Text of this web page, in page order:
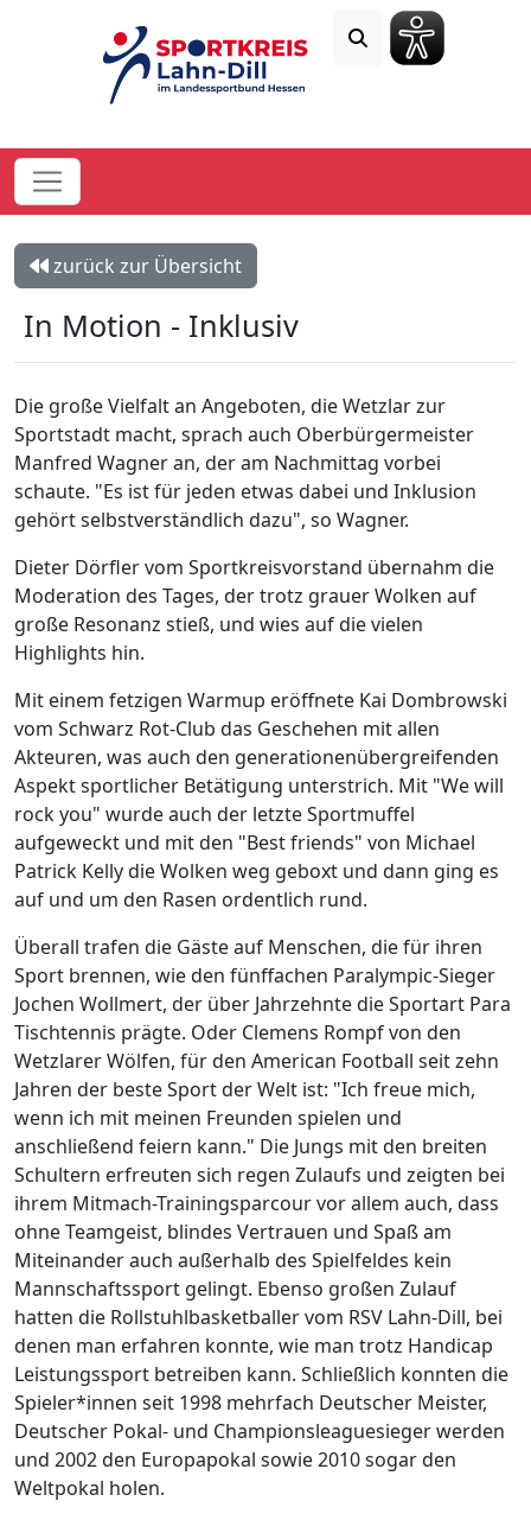
zurück zur Übersicht
In Motion - Inklusiv
Die große Vielfalt an Angeboten, die Wetzlar zur
Sportstadt macht, sprach auch Oberbürgermeister
Manfred Wagner an, der am Nachmittag vorbei
schaute. "Es ist für jeden etwas dabei und Inklusion
gehört selbstverständlich dazu", so Wagner.
Dieter Dörfler vom Sportkreisvorstand übernahm die
Moderation des Tages, der trotz grauer Wolken auf
große Resonanz stieß, und wies auf die vielen
Highlights hin.
Mit einem fetzigen Warmup eröffnete Kai Dombrowski
vom Schwarz Rot-Club das Geschehen mit allen
Akteuren, was auch den generationenübergreifenden
Aspekt sportlicher Betätigung unterstrich. Mit "We will
rock you" wurde auch der letzte Sportmuffel
aufgeweckt und mit den "Best friends" von Michael
Patrick Kelly die Wolken weg geboxt und dann ging es
auf und um den Rasen ordentlich rund.
Überall trafen die Gäste auf Menschen, die für ihren
Sport brennen, wie den fünffachen Paralympic-Sieger
Jochen Wollmert, der über Jahrzehnte die Sportart Para
Tischtennis prägte. Oder Clemens Rompf von den
Wetzlarer Wölfen, für den American Football seit zehn
Jahren der beste Sport der Welt ist: "Ich freue mich,
wenn ich mit meinen Freunden spielen und
anschließend feiern kann." Die Jungs mit den breiten
Schultern erfreuten sich regen Zulaufs und zeigten bei
ihrem Mitmach-Trainingsparcour vor allem auch, dass
ohne Teamgeist, blindes Vertrauen und Spaß am
Miteinander auch außerhalb des Spielfeldes kein
Mannschaftssport gelingt. Ebenso großen Zulauf
hatten die Rollstuhlbasketballer vom RSV Lahn-Dill, bei
denen man erfahren konnte, wie man trotz Handicap
Leistungssport betreiben kann. Schließlich konnten die
Spieler*innen seit 1998 mehrfach Deutscher Meister,
Deutscher Pokal- und Championsleaguesieger werden
und 2002 den Europapokal sowie 2010 sogar den
Weltpokal holen.